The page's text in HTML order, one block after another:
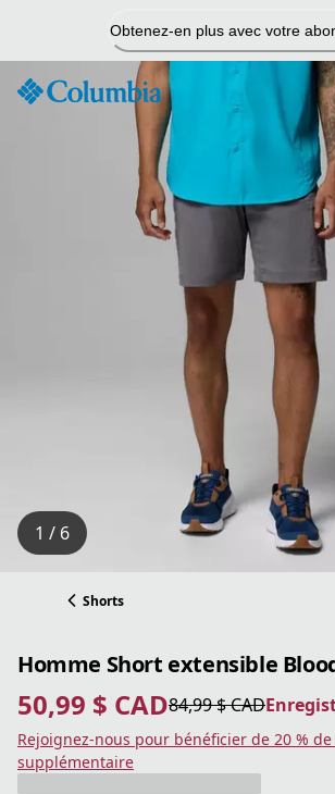
contenu
Obtenez-en plus avec votre
1 / 6
Shorts
Homme Short extensible
50,99 $ CAD
prix actuel 50,99 $ CAD84,99 $ CAD
prix original 84,99 $ CAD
Enregistrer 40 %
Rejoignez-nous pour bénéficier de 20 %
supplémentaire